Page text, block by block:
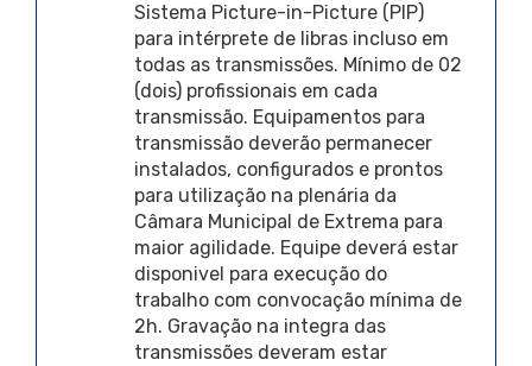
Sistema Picture-in-Picture (PIP)
para intérprete de libras incluso em
todas as transmissões. Mínimo de 02
(dois) profissionais em cada
transmissão. Equipamentos para
transmissão deverão permanecer
instalados, configurados e prontos
para utilização na plenária da
Câmara Municipal de Extrema para
maior agilidade. Equipe deverá estar
disponivel para execução do
trabalho com convocação mínima de
2h. Gravação na integra das
transmissões deveram estar